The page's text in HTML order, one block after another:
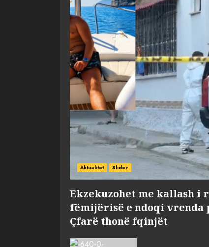
Aktualitet Slider
Ekzekuzohet me kallash i
fëmijërisë e ndoqi vrenda
Çfarë thonë fqinjët